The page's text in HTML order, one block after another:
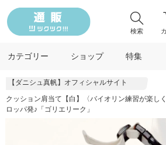
検索
カテゴリー ショップ 特集
【ダニシュ真帆】オフィシャルサイト
クッション肩当て【白】〈バイオリン練習が楽し
ロッパ発♪「ゴリエリーク」